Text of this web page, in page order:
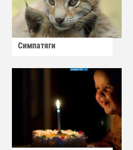
Симпатяги